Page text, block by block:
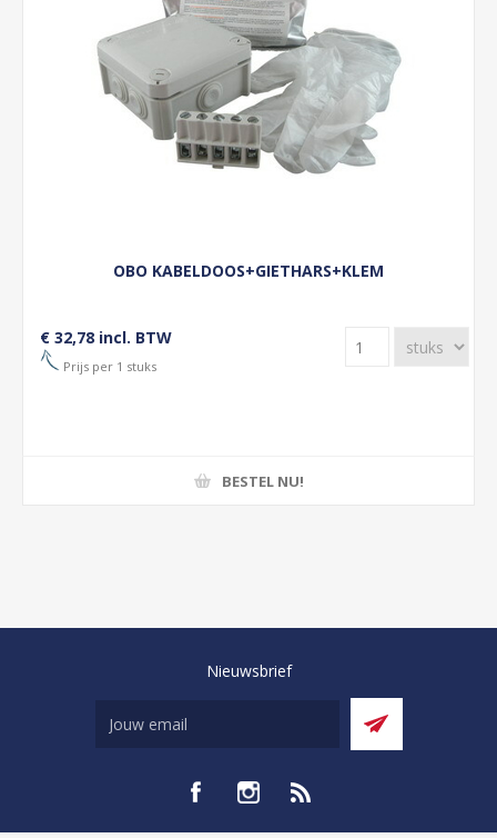
OBO KABELDOOS+GIETHARS+KLEM
€ 32,78 incl. BTW
Prijs per 1 stuks
BESTEL NU!
Nieuwsbrief